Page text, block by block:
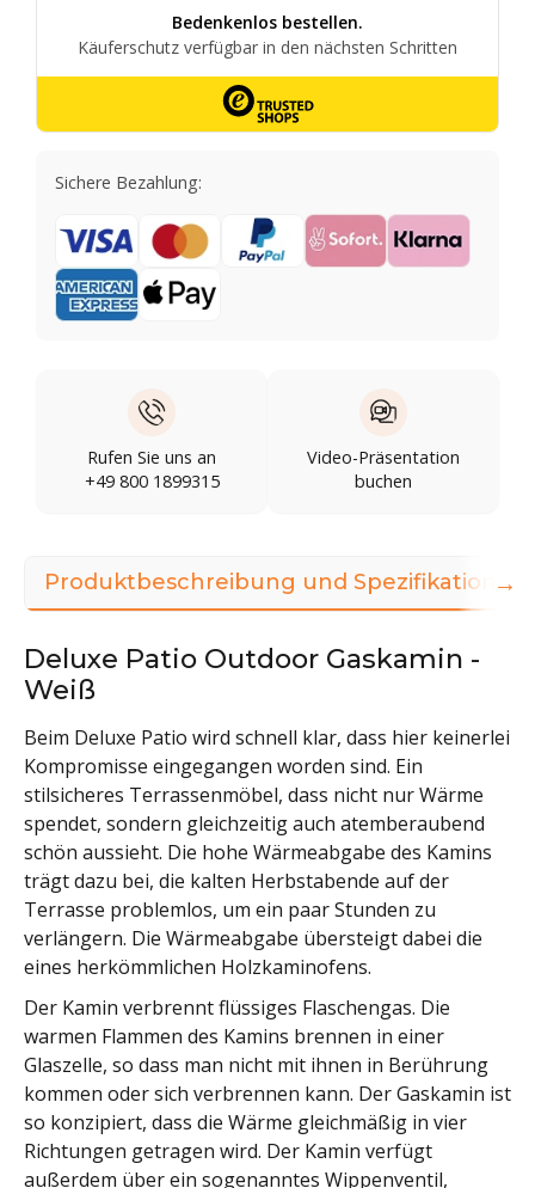
Sichere Bezahlung:
Rufen Sie uns an
+49 800 1899315
Video-Präsentation
buchen
Produktbeschreibung und Spezifikationen
Deluxe Patio Outdoor Gaskamin -
Weiß
Beim Deluxe Patio wird schnell klar, dass hier keinerlei
Kompromisse eingegangen worden sind. Ein
stilsicheres Terrassenmöbel, dass nicht nur Wärme
spendet, sondern gleichzeitig auch atemberaubend
schön aussieht. Die hohe Wärmeabgabe des Kamins
trägt dazu bei, die kalten Herbstabende auf der
Terrasse problemlos, um ein paar Stunden zu
verlängern. Die Wärmeabgabe übersteigt dabei die
eines herkömmlichen Holzkaminofens.
Der Kamin verbrennt flüssiges Flaschengas. Die
warmen Flammen des Kamins brennen in einer
Glaszelle, so dass man nicht mit ihnen in Berührung
kommen oder sich verbrennen kann. Der Gaskamin ist
so konzipiert, dass die Wärme gleichmäßig in vier
Richtungen getragen wird. Der Kamin verfügt
außerdem über ein sogenanntes Wippenventil,
→